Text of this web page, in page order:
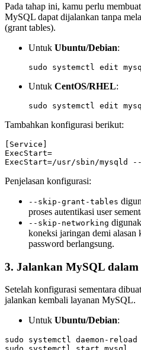
Pada tahap ini, kamu perlu
MySQL dapat dijalankan tanpa
(grant tables).
Untuk Ubuntu/Debian:
Untuk CentOS/RHEL:
Tambahkan konfigurasi berikut:
[Service]
ExecStart=
Penjelasan konfigurasi:
--skip-grant-tables
proses autentikasi user
--skip-networking
koneksi jaringan demi alasan
password berlangsung.
3. Jalankan MySQL dalam
Setelah konfigurasi sementara
jalankan kembali layanan MySQL.
Untuk Ubuntu/Debian:
sudo systemctl daemon-reload